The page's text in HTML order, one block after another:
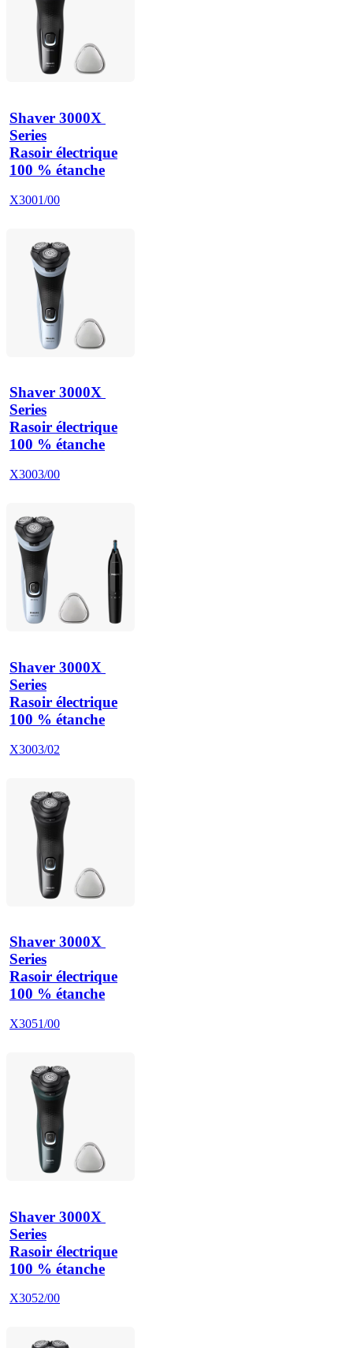
Shaver 3000X
Series
Rasoir électrique
100 % étanche
X3001/00
Shaver 3000X
Series
Rasoir électrique
100 % étanche
X3003/00
Shaver 3000X
Series
Rasoir électrique
100 % étanche
X3003/02
Shaver 3000X
Series
Rasoir électrique
100 % étanche
X3051/00
Shaver 3000X
Series
Rasoir électrique
100 % étanche
X3052/00